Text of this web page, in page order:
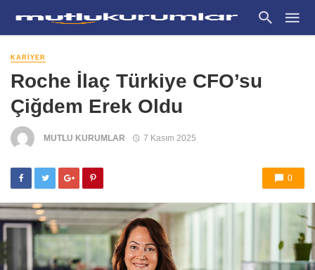
KARIYER
Roche İlaç Türkiye CFO’su
Çiğdem Erek Oldu
MUTLU KURUMLAR 7 Kasım 2025
0